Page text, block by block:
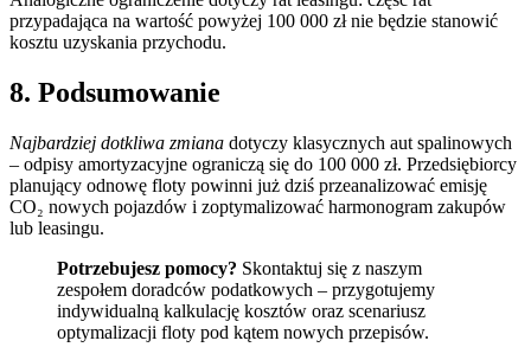
przypadająca na wartość powyżej 100 000 zł nie będzie stanowić
kosztu uzyskania przychodu.
8. Podsumowanie
Najbardziej dotkliwa zmiana dotyczy klasycznych aut spalinowych
– odpisy amortyzacyjne ograniczą się do 100 000 zł. Przedsiębiorcy
planujący odnowę floty powinni już dziś przeanalizować emisję
CO₂ nowych pojazdów i zoptymalizować harmonogram zakupów
lub leasingu.
Potrzebujesz pomocy? Skontaktuj się z naszym
zespołem doradców podatkowych – przygotujemy
indywidualną kalkulację kosztów oraz scenariusz
optymalizacji floty pod kątem nowych przepisów.